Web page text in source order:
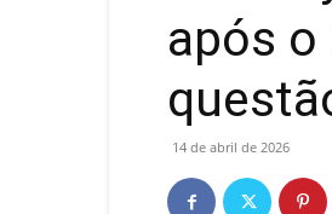
após o
14 de abril de 2026